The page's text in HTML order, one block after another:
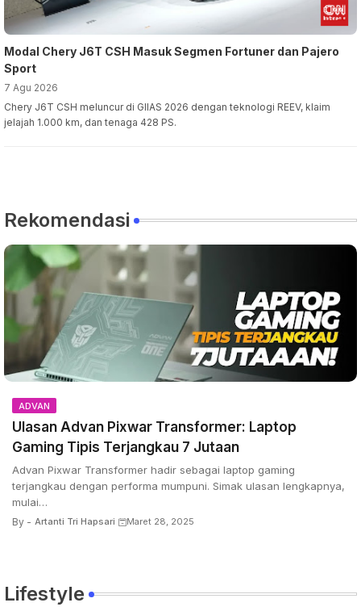
Modal Chery J6T CSH Masuk Segmen Fortuner dan Pajero
Sport
7 Agu 2026
Chery J6T CSH meluncur di GIIAS 2026 dengan teknologi REEV, klaim
jelajah 1.000 km, dan tenaga 428 PS.
Rekomendasi
ADVAN
Ulasan Advan Pixwar Transformer: Laptop
Gaming Tipis Terjangkau 7 Jutaan
Advan Pixwar Transformer hadir sebagai laptop gaming
terjangkau dengan performa mumpuni. Simak ulasan lengkapnya,
mulai…
By - Artanti Tri Hapsari Maret 28, 2025
Lifestyle